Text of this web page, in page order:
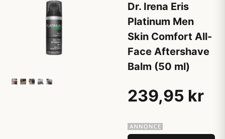
Dr. Irena Eris
Platinum Men
Skin Comfort All-
Face Aftershave
Balm (50 ml)
239,95 kr